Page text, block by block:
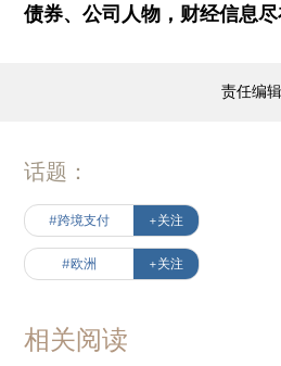
债券、公司人物，财经信息尽
责任编
话题：
#跨境支付 +关注
#欧洲 +关注
相关阅读